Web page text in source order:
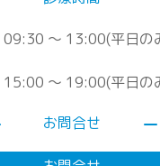
09:30 〜 13:00(平日の
15:00 〜 19:00(平日の
お問合せ